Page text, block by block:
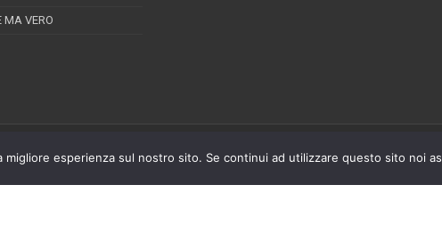
MA VERO
n.08/2012esperienza sul nostro sito. Se continui ad utilizzare questo sito noi